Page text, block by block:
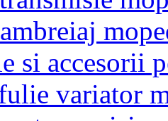
si accesorii
variator